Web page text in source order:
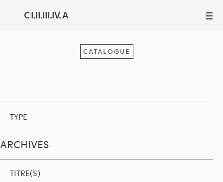
C I.II.III.IV. A III
CATALOGUE
TYPE
ARCHIVES
TITRE(S)